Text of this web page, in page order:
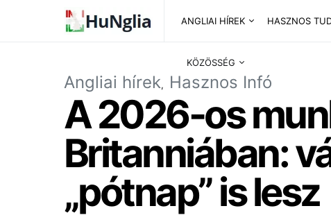
ANGLIAI HÍREK HASZNOS
KÖZÖSSÉG
Angliai hírek Hasznos Infó
A 2026-os
Britanniában:
„pótnap” is lesz